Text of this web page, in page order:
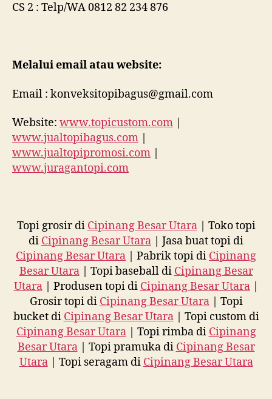
CS 2 : Telp/WA 0812 82 234 876
Melalui email atau website:
Email : konveksitopibagus@gmail.com
Website: www.topicustom.com
www.jualtopibagus.com
www.jualtopipromosi.com
www.juragantopi.com
Topi grosir di Cipinang Besar Utara| Toko topi
di Cipinang Besar Utara | Jasa buat topi di
Cipinang Besar Utara | Pabrik topi di Cipinang
Besar Utara| Topi baseball di Cipinang Besar
Utara| Produsen topi di Cipinang Besar Utara|
Grosir topi di Cipinang Besar Utara| Topi
bucket di Cipinang Besar Utara| Topi custom di
Cipinang Besar Utara| Topi rimba di Cipinang
Besar Utara| Topi pramuka di Cipinang Besar
Utara| Topi seragam di Cipinang Besar Utara